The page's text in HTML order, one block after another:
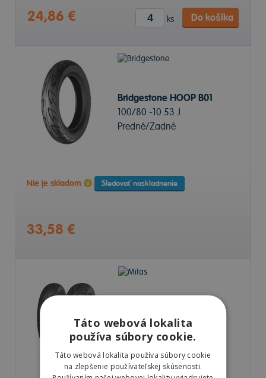
24,86 € ks Do košíka
Bridgestone HOOP B01
100/80 -10 53 J
Predné/Zadné
Nie je skladom Sledovať naskladnenie
33,58 €
Mitas TOURING FORCE-SC
130/60 -13 53 J
Predné/Zadné
Táto webová lokalita
používa súbory cookie.
Táto webová lokalita používa súbory cookie
na zlepšenie používateľskej skúsenosti.